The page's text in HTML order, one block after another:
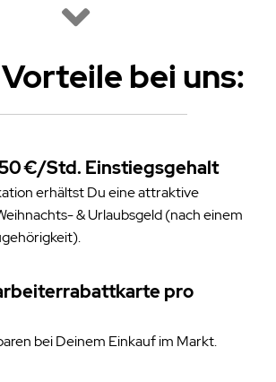
bei uns:
€/Std. Einstiegsgehalt
erhältst Du eine attraktive
& Urlaubsgeld (nach einem
pro
bei Deinem Einkauf im Markt.